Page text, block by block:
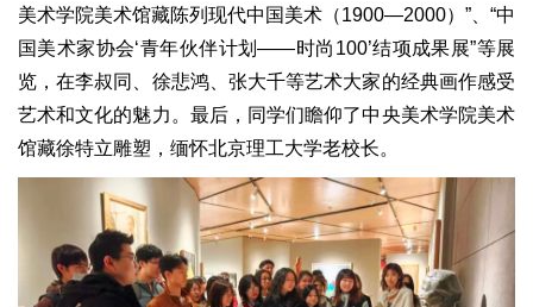
美术学院美术馆藏陈列现代中国美术（1900—2000）”、“中
国美术家协会‘青年伙伴计划——时尚100’结项成果展”等展
览，在李叔同、徐悲鸿、张大千等艺术大家的经典画作感受
艺术和文化的魅力。最后，同学们瞻仰了中央美术学院美术
馆藏徐特立雕塑，缅怀北京理工大学老校长。